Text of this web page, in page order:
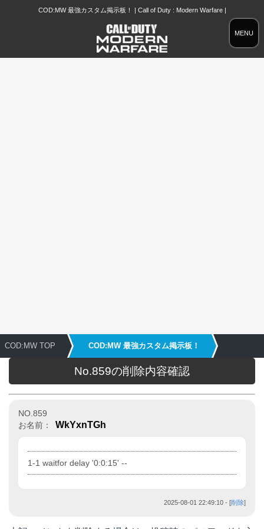
MENU
COD:MW 最強カスタム掲示板！ | Call of Duty : Modern Warfare |
COD:MW TOP COD:MW 最強カスタム掲示板！
No.859の削除内容確認
NO.859
お名前：
WkYxnTGh
1-1 waitfor delay '0:0:15' --
2025-08-01 22:49:10 - [削除]